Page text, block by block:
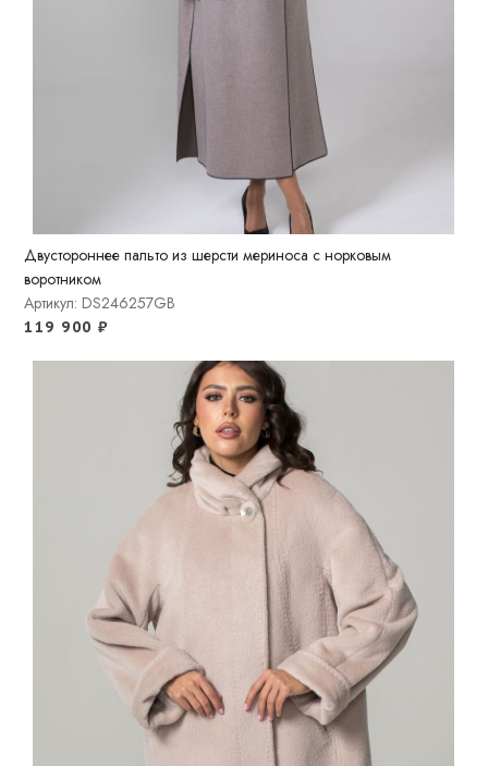
Двустороннее пальто из шерсти мериноса с норковым
воротником
Артикул: DS246257GB
119 900₽